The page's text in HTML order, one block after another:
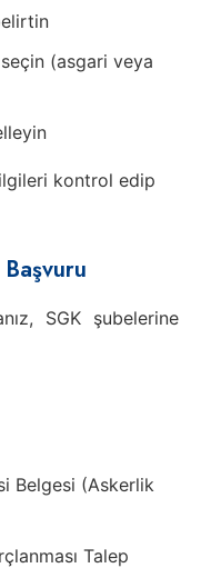
(asgari veya
kontrol edip
SGK şubelerine
Belgesi (Askerlik
Talep